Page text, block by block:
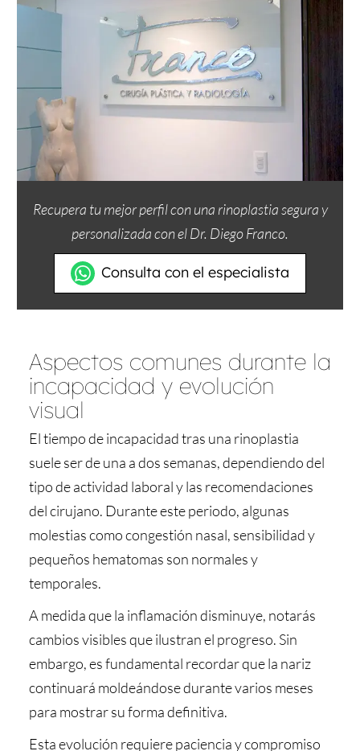
Recupera tu mejor perfil con una rinoplastia segura y
personalizada con el Dr. Diego Franco.
Consulta con el especialista
Aspectos comunes durante la
incapacidad y evolución
visual
El tiempo de incapacidad tras una rinoplastia
suele ser de una a dos semanas, dependiendo del
tipo de actividad laboral y las recomendaciones
del cirujano. Durante este periodo, algunas
molestias como congestión nasal, sensibilidad y
pequeños hematomas son normales y
temporales.
A medida que la inflamación disminuye, notarás
cambios visibles que ilustran el progreso. Sin
embargo, es fundamental recordar que la nariz
continuará moldeándose durante varios meses
para mostrar su forma definitiva.
Esta evolución requiere paciencia y compromiso